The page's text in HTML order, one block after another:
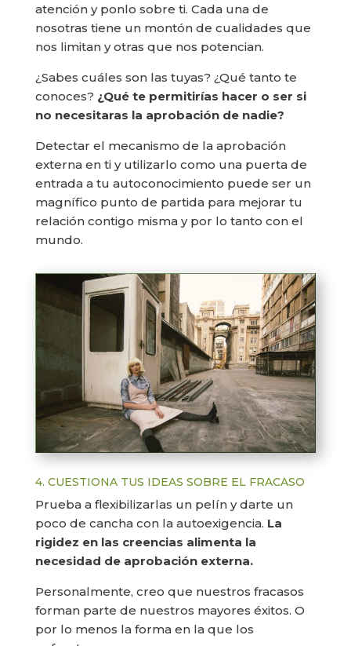
atención y ponlo sobre ti. Cada una de
nosotras tiene un montón de cualidades que
nos limitan y otras que nos potencian.
¿Sabes cuáles son las tuyas? ¿Qué tanto te
conoces? ¿Qué te permitirías hacer o ser si
no necesitaras la aprobación de nadie?
Detectar el mecanismo de la aprobación
externa en ti y utilizarlo como una puerta de
entrada a tu autoconocimiento puede ser un
magnífico punto de partida para mejorar tu
relación contigo misma y por lo tanto con el
mundo.
4. CUESTIONA TUS IDEAS SOBRE EL FRACASO
Prueba a flexibilizarlas un pelín y darte un
poco de cancha con la autoexigencia. La
rigidez en las creencias alimenta la
necesidad de aprobación externa.
Personalmente, creo que nuestros fracasos
forman parte de nuestros mayores éxitos. O
por lo menos la forma en la que los